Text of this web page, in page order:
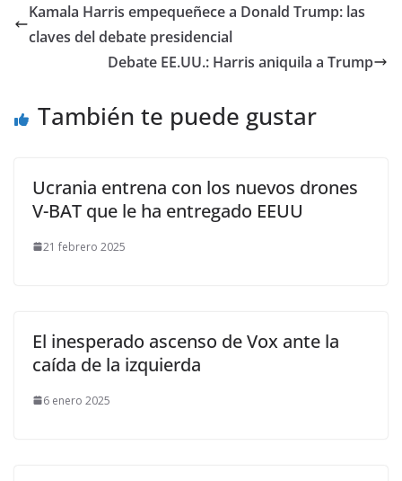
​Kamala Harris empequeñece a Donald Trump: las
claves del debate presidencial
Debate EE.UU.: Harris aniquila a Trump
También te puede gustar
Ucrania entrena con los nuevos drones
V-BAT que le ha entregado EEUU
21 febrero 2025
El inesperado ascenso de Vox ante la
caída de la izquierda
6 enero 2025